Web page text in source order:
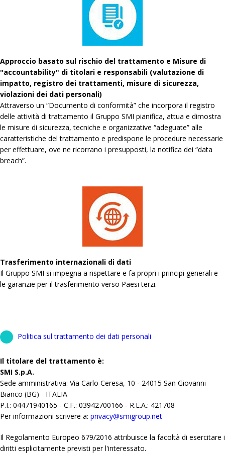
Approccio basato sul rischio del trattamento e Misure di
"accountability" di titolari e responsabili (valutazione di
impatto, registro dei trattamenti, misure di sicurezza,
violazioni dei dati personali)
Attraverso un “Documento di conformità” che incorpora il registro
delle attività di trattamento il Gruppo SMI pianifica, attua e dimostra
le misure di sicurezza, tecniche e organizzative “adeguate” alle
caratteristiche del trattamento e predispone le procedure necessarie
per effettuare, ove ne ricorrano i presupposti, la notifica dei “data
breach”.
Trasferimento internazionali di dati
Il Gruppo SMI si impegna a rispettare e fa propri i principi generali e
le garanzie per il trasferimento verso Paesi terzi.
Politica sul trattamento dei dati personali
Il titolare del trattamento è:
SMI S.p.A.
Sede amministrativa: Via Carlo Ceresa, 10 - 24015 San Giovanni
Bianco (BG) - ITALIA
P.I.: 04471940165 - C.F.: 03942700166 - R.E.A.: 421708
Per informazioni scrivere a: privacy@smigroup.net
Il Regolamento Europeo 679/2016 attribuisce la facoltà di esercitare i
diritti esplicitamente previsti per l'interessato.